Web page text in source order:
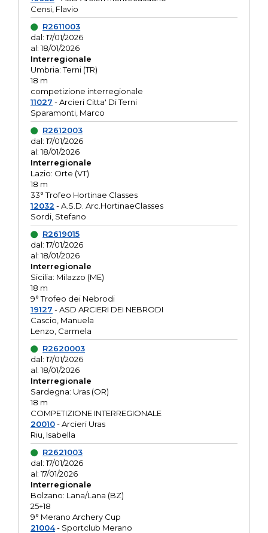
Censi, Flavio
R2611003
dal: 17/01/2026
al: 18/01/2026
Interregionale
Umbria: Terni (TR)
18 m
competizione interregionale
11027 - Arcieri Citta' Di Terni
Sparamonti, Marco
R2612003
dal: 17/01/2026
al: 18/01/2026
Interregionale
Lazio: Orte (VT)
18 m
33° Trofeo Hortinae Classes
12032 - A.S.D. Arc.HortinaeClasses
Sordi, Stefano
R2619015
dal: 17/01/2026
al: 18/01/2026
Interregionale
Sicilia: Milazzo (ME)
18 m
9° Trofeo dei Nebrodi
19127 - ASD ARCIERI DEI NEBRODI
Cascio, Manuela
Lenzo, Carmela
R2620003
dal: 17/01/2026
al: 18/01/2026
Interregionale
Sardegna: Uras (OR)
18 m
COMPETIZIONE INTERREGIONALE
20010- Arcieri Uras
Riu, Isabella
R2621003
dal: 17/01/2026
al: 17/01/2026
Interregionale
Bolzano: Lana/Lana (BZ)
25+18
9° Merano Archery Cup
21004- Sportclub Merano